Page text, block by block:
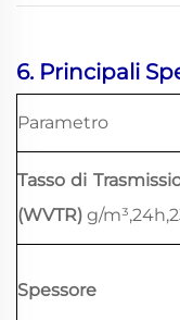
6. Principali
Parametro
Tasso di
(WVTR) g/
Spessore